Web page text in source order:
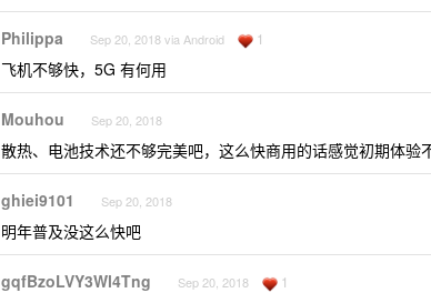
Philippa Sep 20, 2018 via Android 1
飞机不够快，5G 有何用
Mouhou Sep 20, 2018
散热、电池技术还不够完美吧，这么快商用的话感觉初期体验
ghiei9101 Sep 20, 2018
明年普及没这么快吧
gqfBzoLVY3Wl4Tng Sep 20, 2018 1